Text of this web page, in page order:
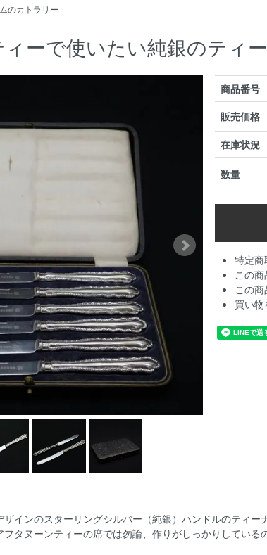
のカトラリー
ーで使いたい純銀のティ
商品番号
販売価格
在庫状況
数量
特定
この
この
買い物
インのスターリングシルバー（純銀）ハンドルのティー
タヌーンティーの席では勿論、作りがしっかりしてい